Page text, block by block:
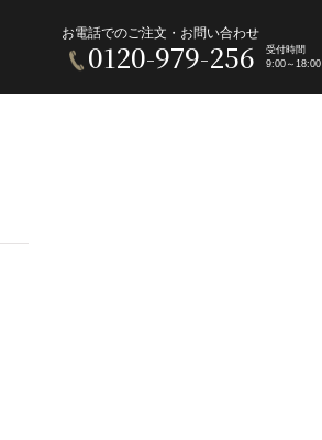
お電話でのご注文・お問い合わせ
0120-979-256
受付時間
9:00～18:00